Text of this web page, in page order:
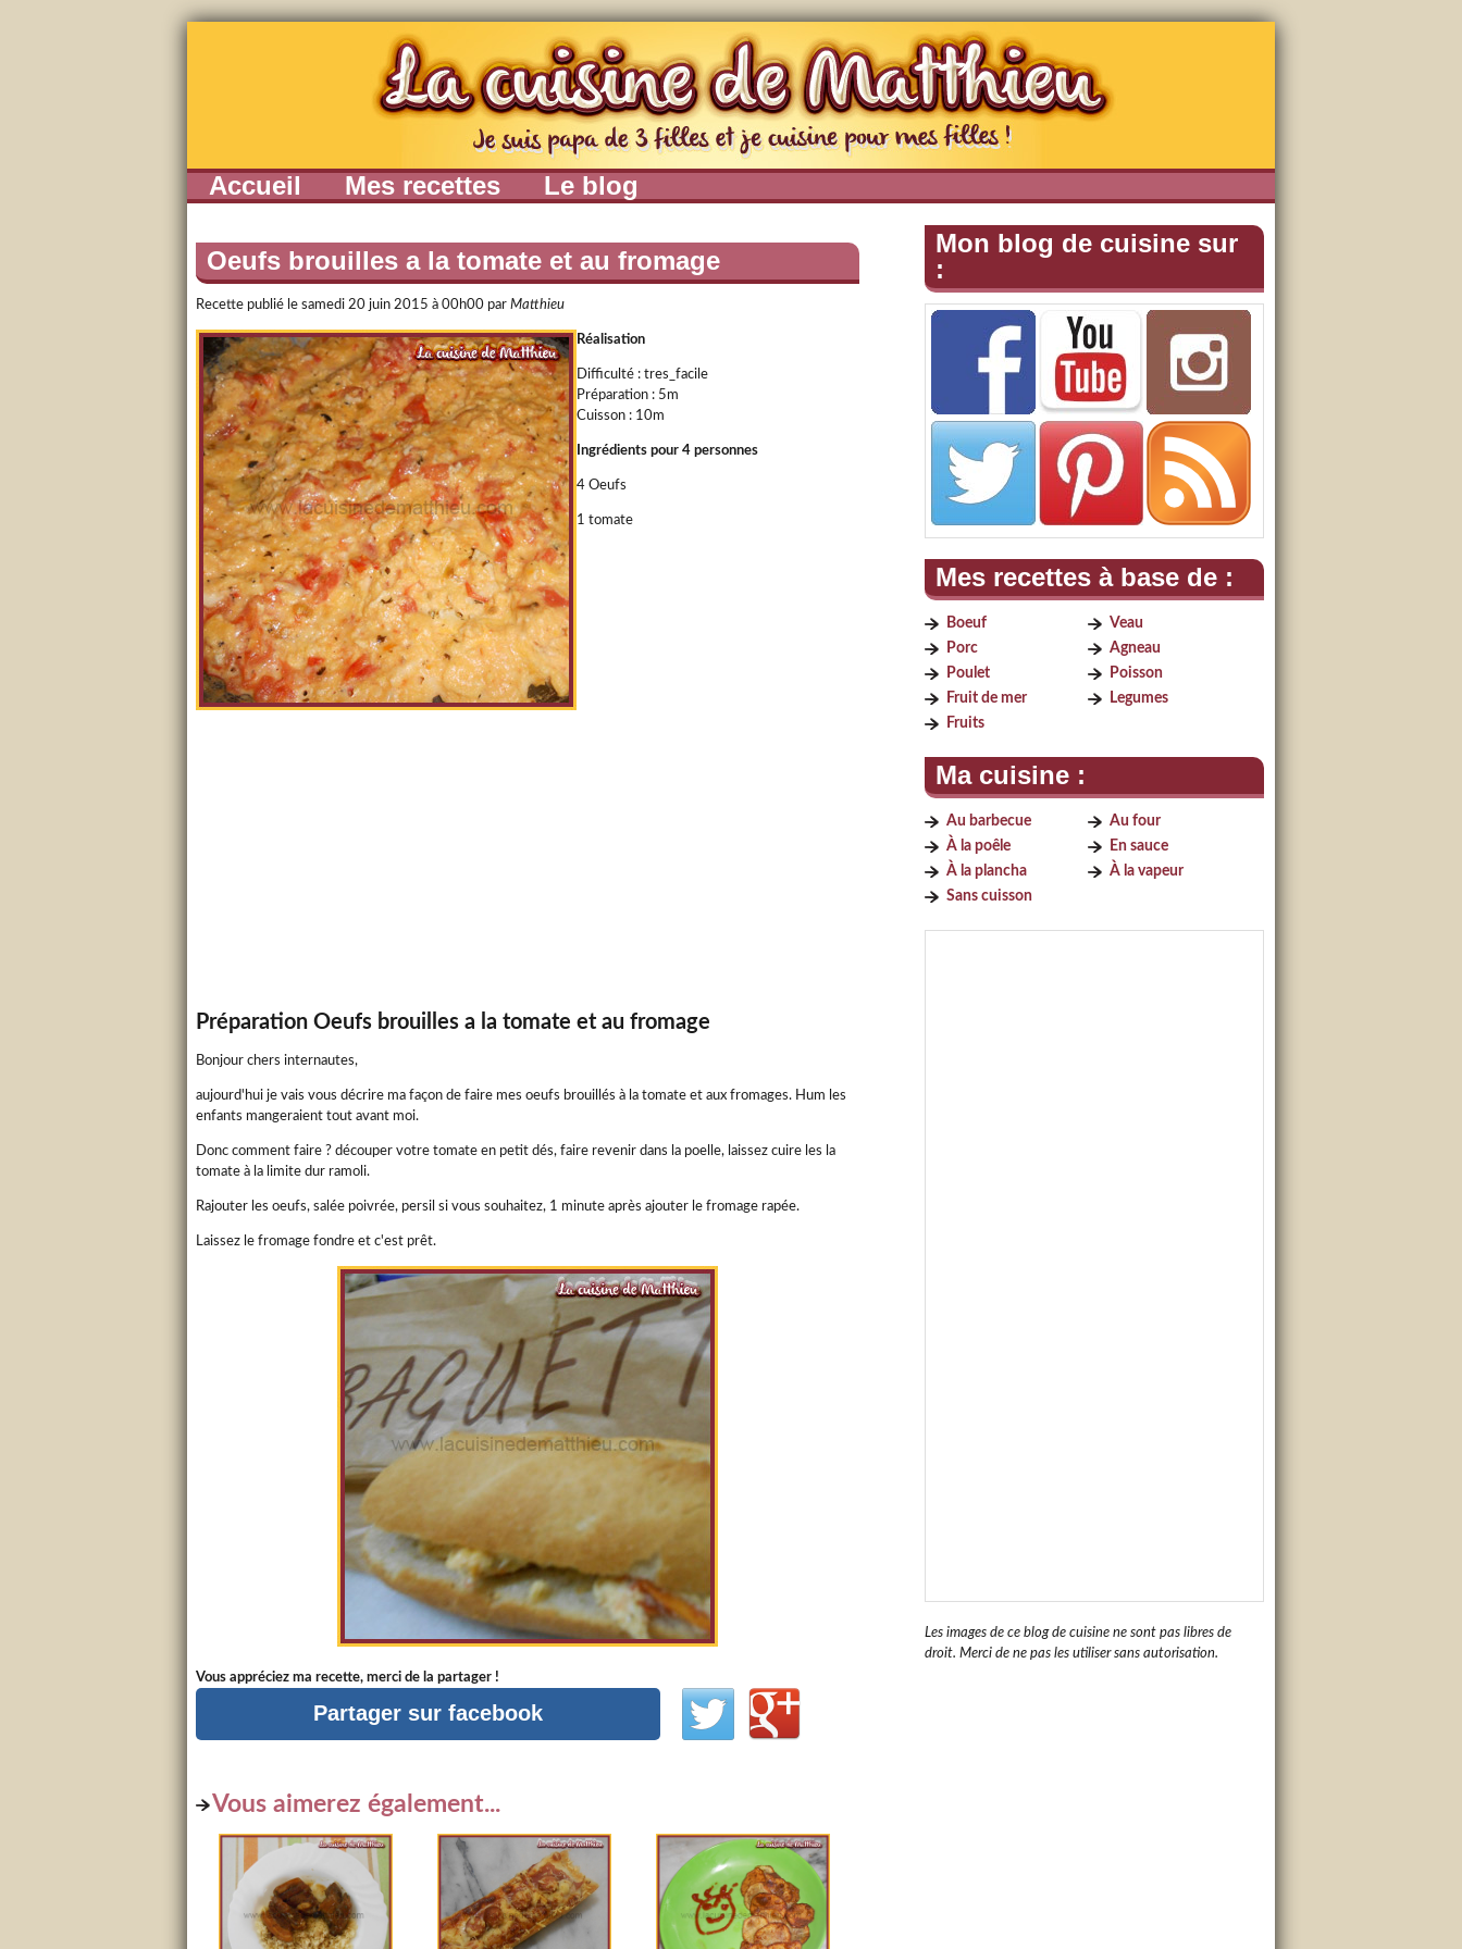
Accueil Mes recettes Le blog
Oeufs brouilles a la tomate et au fromage
Recette publié le samedi 20 juin 2015 à 00h00 par Matthieu
Réalisation
Difficulté : tres_facile
Préparation : 5m
Cuisson : 10m
Ingrédients pour 4 personnes
4 Oeufs
1 tomate
Préparation Oeufs brouilles a la tomate et au fromage
Bonjour chers internautes,
aujourd'hui je vais vous décrire ma façon de faire mes oeufs brouillés à la tomate et aux fromages. Hum les
enfants mangeraient tout avant moi.
Donc comment faire ? découper votre tomate en petit dés, faire revenir dans la poelle, laissez cuire les la
tomate à la limite dur ramoli.
Rajouter les oeufs, salée poivrée, persil si vous souhaitez, 1 minute après ajouter le fromage rapée.
Laissez le fromage fondre et c'est prêt.
Vous appréciez ma recette, merci de la partager !
Partager sur facebook
Vous aimerez également...
Mon blog de cuisine sur
:
Mes recettes à base de :
Boeuf
Veau
Porc
Agneau
Poulet
Poisson
Fruit de mer
Legumes
Fruits
Ma cuisine :
Au barbecue
Au four
À la poêle
En sauce
À la plancha
À la vapeur
Sans cuisson
Les images de ce blog de cuisine ne sont pas libres de
droit. Merci de ne pas les utiliser sans autorisation.